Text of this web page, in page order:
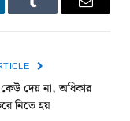
Tumblr Email
দেয় না, অধিকার
নিতে হয়